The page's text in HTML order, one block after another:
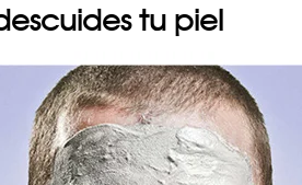
tu piel